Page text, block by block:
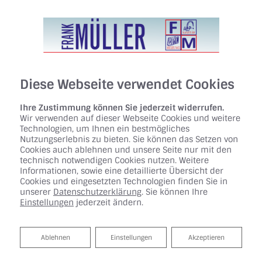
KUNDENDIENST UND
WARTUNG
Diese Webseite verwendet Cookies
Ihre Zustimmung können Sie jederzeit widerrufen.
Wir verwenden auf dieser Webseite Cookies und weitere
Technologien, um Ihnen ein bestmögliches
Nutzungserlebnis zu bieten. Sie können das Setzen von
Cookies auch ablehnen und unsere Seite nur mit den
technisch notwendigen Cookies nutzen. Weitere
Informationen, sowie eine detaillierte Übersicht der
Cookies und eingesetzten Technologien finden Sie in
unserer Datenschutzerklärung. Sie können Ihre
Einstellungen jederzeit ändern.
Akzeptieren
Einstellungen
Ablehnen
Ablehnen